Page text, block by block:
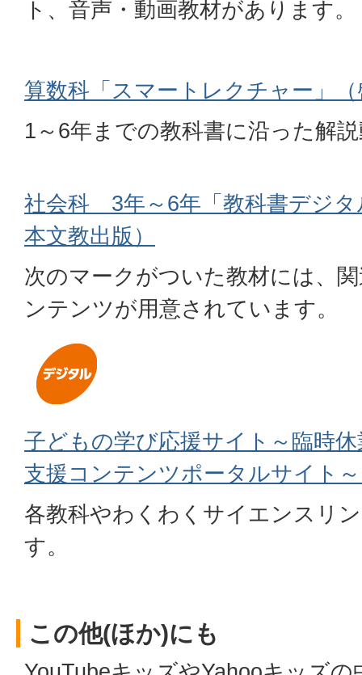
ト、音声・動画教材があります。
算数科「スマートレクチャー」
1～6年までの教科書に沿った解
社会科 3年～6年「教科書デジタ
本文教出版）
次のマークがついた教材には、
ンテンツが用意されています。
子どもの学び応援サイト～臨時
支援コンテンツポータルサイト
各教科やわくわくサイエンスリ
す。
この他(ほか)にも